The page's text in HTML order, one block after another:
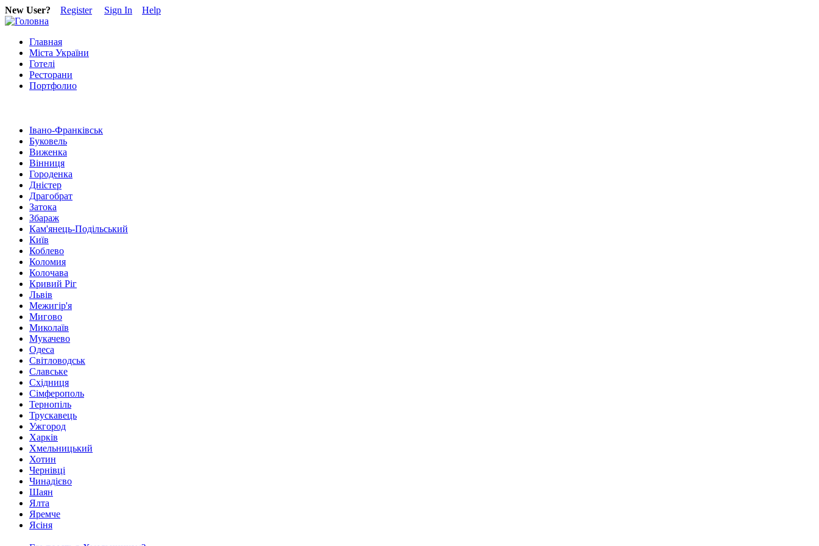
New User? Register Sign In Help
Главная
Міста України
Готелі
Ресторани
Портфолио
Івано-Франківськ
Буковель
Виженка
Вінниця
Городенка
Дністер
Драгобрат
Затока
Збараж
Кам'янець-Подільський
Київ
Коблево
Коломия
Колочава
Кривий Ріг
Львів
Межигір'я
Мигово
Миколаїв
Мукачево
Одеса
Світловодськ
Славське
Східниця
Сімферополь
Тернопіль
Трускавець
Ужгород
Харків
Хмельницький
Хотин
Чернівці
Чинадієво
Шаян
Ялта
Яремче
Ясіня